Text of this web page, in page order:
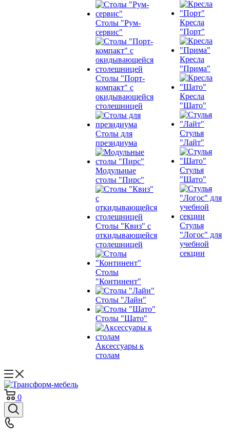
Столы "Рум-
сервис"
Столы "Порт-
компакт" с
окидывающейся
столешницей
Столы для
президиума
Модульные
столы "Пирс"
Столы "Квиз" с
откидывающейся
столешницей
Столы
"Континент"
Столы "Лайн"
Столы "Шато"
Аксессуары к
столам
Кресла
"Порт"
Кресла
"Прима"
Кресла
"Шато"
Стулья
"Лайт"
Стулья
"Шато"
Стулья
"Логос" для
учебной
секции
0